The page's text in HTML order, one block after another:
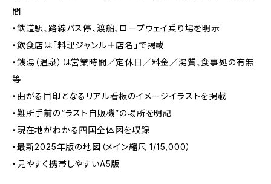
間
・鉄道駅、路線バス停、渡船、ロープウェイ乗り場を明示
・飲食店は「料理ジャンル＋店名」で掲載
・銭湯（温泉）は営業時間／定休日／料金／湯質、食事処の有無
等
・曲がる目印となるリアル看板のイメージイラストを掲載
・難所手前の“ラスト自販機”の場所を明記
・現在地がわかる四国全体図を収録
・最新2025年版の地図（メイン縮尺 1/15,000）
・見やすく携帯しやすいA5版